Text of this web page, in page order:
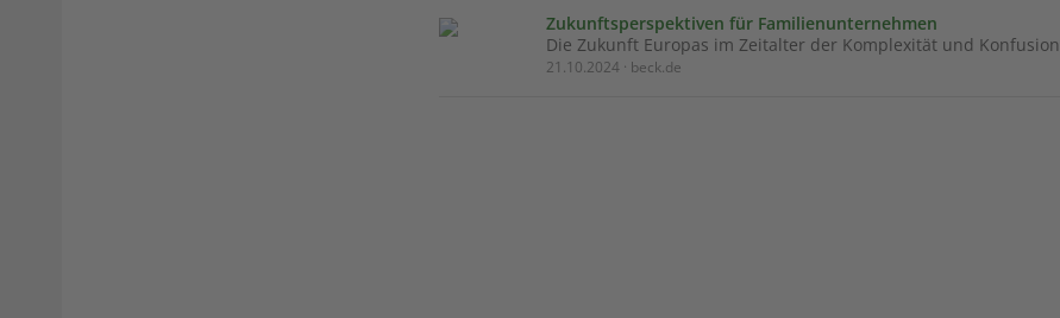
Zukunftsperspektiven für Familienunternehmen
Die Zukunft Europas im Zeitalter der Komplexität und Konfusion
21.10.2024 · beck.de